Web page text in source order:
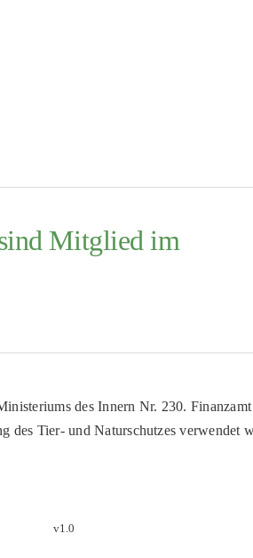
Mitglied im
des Innern Nr. 230.
des Tier- und Naturschutzes verwendet
v1.0